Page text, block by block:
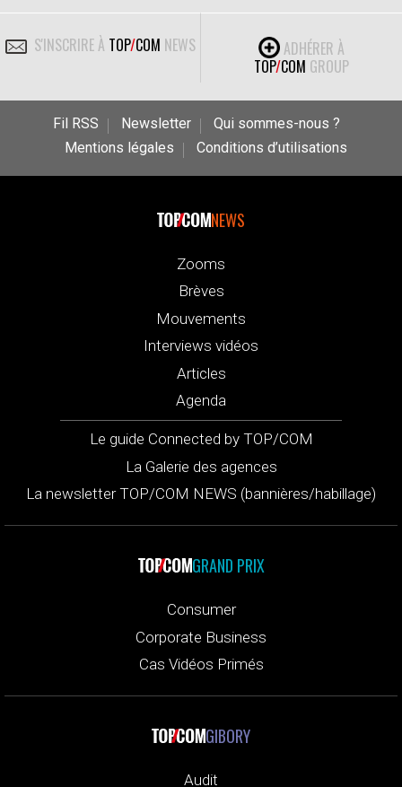
S'INSCRIRE À TOP/COM NEWS
ADHÉRER À
TOP/COM GROUP
Fil RSS Newsletter
Qui sommes-nous ?
Mentions légales
Conditions d’utilisations
NEWS
Zooms
Brèves
Mouvements
Interviews vidéos
Articles
Agenda
Le guide Connected by TOP/COM
La Galerie des agences
La newsletter TOP/COM NEWS (bannières/habillage)
GRAND PRIX
Consumer
Corporate Business
Cas Vidéos Primés
GIBORY
Audit